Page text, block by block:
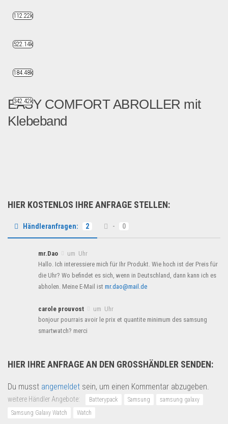
EASY COMFORT ABROLLER mit
Klebeband
HIER KOSTENLOS IHRE ANFRAGE STELLEN:
Händleranfragen: 2 - 0
mr.Dao
um Uhr
Hallo. Ich interessiere mich für Ihr Produkt. Wie hoch ist der Preis für
die Uhr? Wo befindet es sich, wenn in Deutschland, dann kann ich es
abholen. Meine E-Mail ist mr.dao@mail.de
carole prouvost
um Uhr
bonjour pourrais avoir le prix et quantite minimum des samsung
smartwatch? merci
HIER IHRE ANFRAGE AN DEN GROSSHÄNDLER SENDEN:
Du musst angemeldet sein, um einen Kommentar abzugeben.
weitere Händler Angebote: Batterypack Samsung
samsung galaxy
Samsung Galaxy Watch
Watch
112.22k
522.14k
184.48k
342.42k